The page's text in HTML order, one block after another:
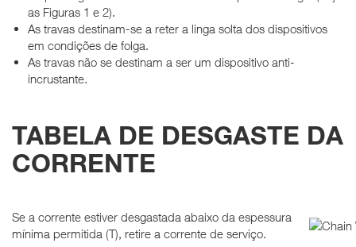
as Figuras 1 e 2).
As travas destinam-se a reter a linga solta dos dispositivos
em condições de folga.
As travas não se destinam a ser um dispositivo anti-
incrustante.
TABELA DE DESGASTE DA
CORRENTE
Se a corrente estiver desgastada abaixo da espessura
mínima permitida (T), retire a corrente de serviço.